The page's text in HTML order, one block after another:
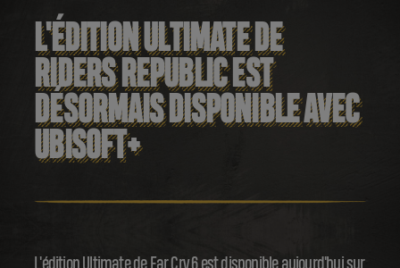
L'ÉDITION ULTIMATE DE
RIDERS REPUBLIC EST
DÉSORMAIS DISPONIBLE AVEC
UBISOFT+
L'édition Ultimate de Far Cry 6 est disponible aujourd'hui sur